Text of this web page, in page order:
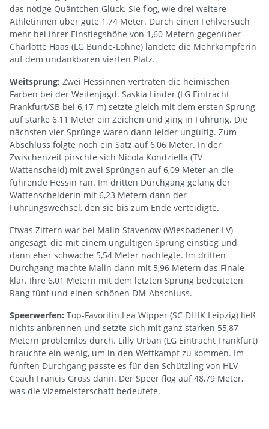
das nötige Quäntchen Glück. Sie flog, wie drei weitere
Athletinnen über gute 1,74 Meter. Durch einen Fehlversuch
mehr bei ihrer Einstiegshöhe von 1,60 Metern gegenüber
Charlotte Haas (LG Bünde-Löhne) landete die Mehrkämpferin
auf dem undankbaren vierten Platz.
Weitsprung: Zwei Hessinnen vertraten die heimischen
Farben bei der Weitenjagd. Saskia Linder (LG Eintracht
Frankfurt/SB bei 6,17 m) setzte gleich mit dem ersten Sprung
auf starke 6,11 Meter ein Zeichen und ging in Führung. Die
nächsten vier Sprünge waren dann leider ungültig. Zum
Abschluss folgte noch ein Satz auf 6,06 Meter. In der
Zwischenzeit pirschte sich Nicola Kondziella (TV
Wattenscheid) mit zwei Sprüngen auf 6,09 Meter an die
führende Hessin ran. Im dritten Durchgang gelang der
Wattenscheiderin mit 6,23 Metern dann der
Führungswechsel, den sie bis zum Ende verteidigte.
Etwas Zittern war bei Malin Stavenow (Wiesbadener LV)
angesagt, die mit einem ungültigen Sprung einstieg und
dann eher schwache 5,54 Meter nachlegte. Im dritten
Durchgang machte Malin dann mit 5,96 Metern das Finale
klar. Ihre 6,01 Metern mit dem letzten Sprung bedeuteten
Rang fünf und einen schönen DM-Abschluss.
Speerwerfen: Top-Favoritin Lea Wipper (SC DHfK Leipzig) ließ
nichts anbrennen und setzte sich mit ganz starken 55,87
Metern problemlos durch. Lilly Urban (LG Eintracht Frankfurt)
brauchte ein wenig, um in den Wettkampf zu kommen. Im
fünften Durchgang passte es für den Schützling von HLV-
Coach Francis Gross dann. Der Speer flog auf 48,79 Meter,
was die Vizemeisterschaft bedeutete.